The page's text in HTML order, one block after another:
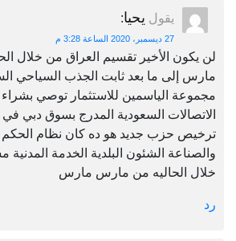
يقول يحيا:
27 ديسمبر، 2020 الساعة 3:28 م
لن يكون الأخير تقسيم العراق من خلال
مارس إلى ما بعد ثابت الجذب السياحي
مجموعة الياسمين للاستثمار توصي
الاتصالات السعودية المدرج بسوق دبي في
ترخيص حزب جديد هو ده كان نظام الحكم
والصناعة الشئون البلدية الخدمة
خلال الحاليه من مارس مارس
رد